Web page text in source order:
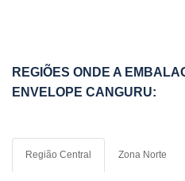
REGIÕES ONDE A
ENVELOPE CANGURU:
Região Central Zona Norte